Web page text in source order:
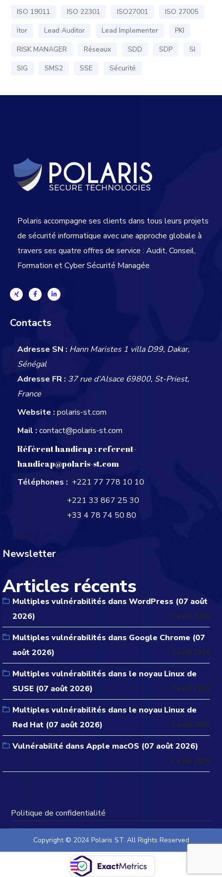
ISO 19011
ISO 22301 ISO27001
ISO 27005
itor
Lead Auditor Lead Implementer
PKI
RISK MANAGER
Réseaux SDD SDP
SI
SIG
SMS2 SSE Sécurité
Polaris accompagne ses clients dans tous leurs projets
de sécurité informatique avec une approche globale à
travers ses quatre offres de service : Audit, Conseil,
Formation et Cyber Sécurité Managée
Contacts
Adresse SN : Hann Maristes 1 villa D99, Dakar,
Sénégal
Adresse FR : 37 rue d’Alsace 69800, St-Priest,
France
Website : polaris-st.com
Mail : contact@polaris-st.com
Réfèrent handicap :referent-
handicap@polaris-st.com
Téléphones : +221 77 778 10 10
+221 33 867 25 30
+33 4 78 74 50 80
Newsletter
Articles récents
Multiples vulnérabilités dans WordPress (07 août
2026)
7 août 2026
Multiples vulnérabilités dans Google Chrome (07
août 2026)
7 août 2026
Multiples vulnérabilités dans le noyau Linux de
SUSE (07 août 2026)
7 août 2026
Multiples vulnérabilités dans le noyau Linux de
Red Hat (07 août 2026)
7 août 2026
Vulnérabilité dans Apple macOS (07 août 2026)
7 août 2026
Politique de confidentialité
Copyright © 2024 Polaris ST. All Rights Reserved